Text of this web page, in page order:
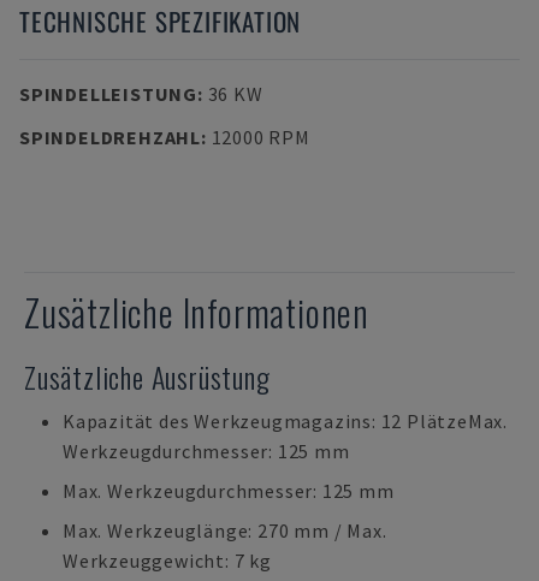
TECHNISCHE SPEZIFIKATION
SPINDELLEISTUNG: 36 KW
SPINDELDREHZAHL: 12000 RPM
Zusätzliche Informationen
Zusätzliche Ausrüstung
Kapazität des Werkzeugmagazins: 12 PlätzeMax.
Werkzeugdurchmesser: 125 mm
Max. Werkzeugdurchmesser: 125 mm
Max. Werkzeuglänge: 270 mm / Max.
Werkzeuggewicht: 7 kg